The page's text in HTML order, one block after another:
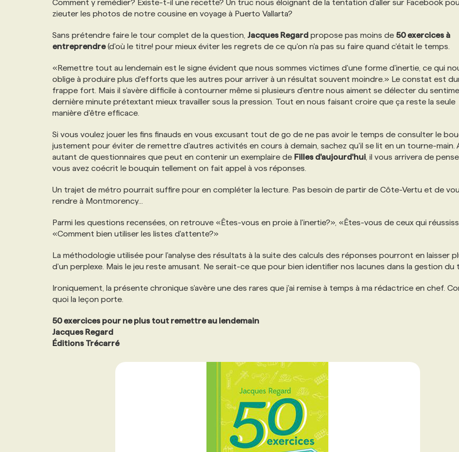
NOS TARIFS
PROGRAMMES DE SUBVENTIONS
ANNONCEZ AVEC NOUS
ANNONCEZ AVEC NOUS
Comment y remédier? Existe-t-il une recette? Un truc nous éloignant de la tentation d'aller sur Facebook
zieuter les photos de notre cousine en voyage à Puerto Vallarta?
Sans prétendre faire le tour complet de la question, Jacques Regard propose pas moins de 50 exercices à
entreprendre(d'où le titre! pour mieux éviter les regrets de ce qu'on n'a pas su faire quand c'était le temps.
«Remettre tout au lendemain est le signe évident que nous sommes victimes d'une forme d'inertie, ce qui
oblige à produire plus d'efforts que les autres pour arriver à un résultat souvent moindre.» Le constat est
frappe fort. Mais il s'avère difficile à contourner même si plusieurs d'entre nous aiment se délecter du
dernière minute prétextant mieux travailler sous la pression. Tout en nous faisant croire que ça reste la seule
manière d'être efficace.
Si vous voulez jouer les fins finauds en vous excusant tout de go de ne pas avoir le temps de consulter le
justement pour éviter de remettre d'autres activités en cours à demain, sachez qu'il se lit en un tourne-main.
autant de questionnaires que peut en contenir un exemplaire de Filles d'aujourd'hui , il vous arrivera de
vous avez coécrit le bouquin tellement on fait appel à vos réponses.
Un trajet de métro pourrait suffire pour en compléter la lecture. Pas besoin de partir de Côte-Vertu et de
rendre à Montmorency...
Parmi les questions recensées, on retrouve «Êtes-vous en proie à l'inertie?», «Êtes-vous de ceux qui
«Comment bien utiliser les listes d'attente?»
La méthodologie utilisée pour l'analyse des résultats à la suite des calculs des réponses pourront en laisser
d'un perplexe. Mais le jeu reste amusant. Ne serait-ce que pour bien identifier nos lacunes dans la gestion du
Ironiquement, la présente chronique s'avère une des rares que j'ai remise à temps à ma rédactrice en chef.
quoi la leçon porte.
50 exercices pour ne plus tout remettre au lendemain
Jacques Regard
Éditions Trécarré